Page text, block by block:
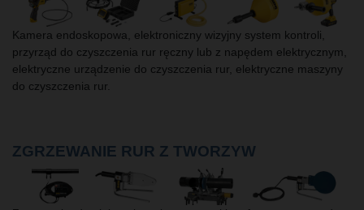
Kamera endoskopowa, elektroniczny wizyjny system kontroli,
przyrząd do czyszczenia rur ręczny lub z napędem elektrycznym,
elektryczne urządzenie do czyszczenia rur, elektryczne maszyny
do czyszczenia rur.
ZGRZEWANIE RUR Z TWORZYW